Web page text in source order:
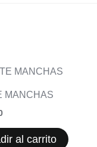
MANCHAS
al carrito